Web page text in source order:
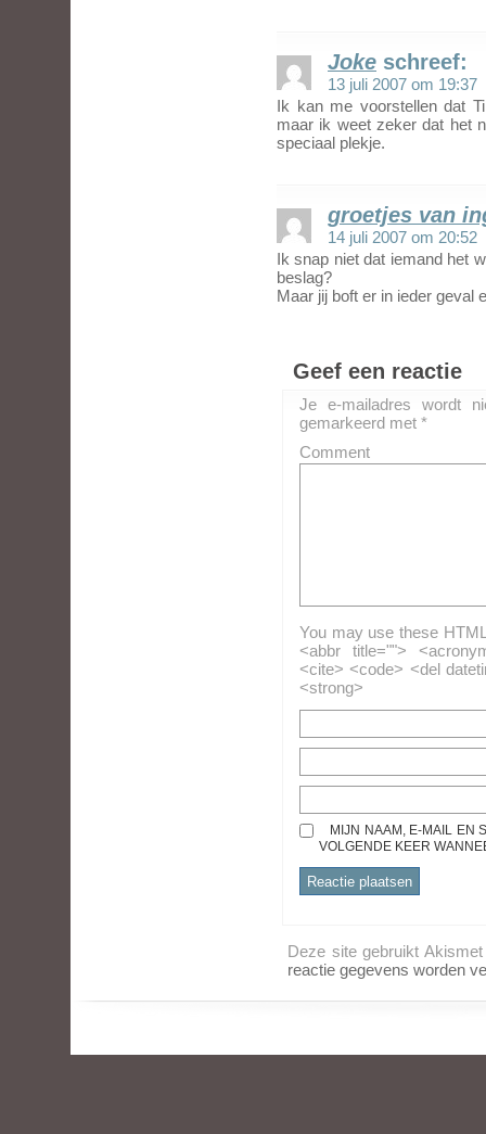
Joke schreef:
13 juli 2007 om 19:37
Ik kan me voorstellen dat
maar ik weet zeker dat het
speciaal plekje.
groetjes van
14 juli 2007 om 20:52
Ik snap niet dat iemand het
beslag?
Maar jij boft er in ieder geval
Geef een reactie
Je e-mailadres wordt
gemarkeerd met *
Comment
You may use these
<abbr title="">
<cite> <code> <del
<strong>
MIJN NAAM, E-MAIL EN
VOLGENDE KEER
Deze site gebruikt
reactie gegevens worden